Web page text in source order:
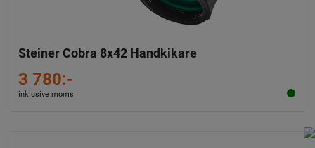
Steiner Cobra 8x42 Handkikare
3 780:-
inklusive moms